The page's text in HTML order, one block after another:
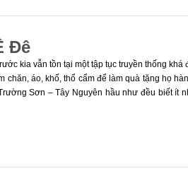
Đê
kia vẫn tồn tại một tập tục truyền thống
chăn, áo, khố, thổ cẩm để làm quà tặng họ
Sơn – Tây Nguyên hầu như đều biết ít